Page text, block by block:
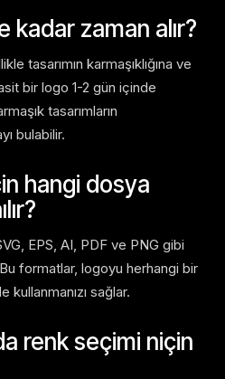
kadar zaman alır?
tasarımın karmaşıklığına ve
bir logo 1-2 gün içinde
tasarımların
bulabilir.
hangi dosya
EPS, AI, PDF ve PNG gibi
formatlar, logoyu herhangi bir
sağlar.
renk seçimi niçin